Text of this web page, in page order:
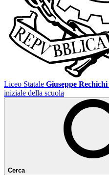
Liceo Statale Giuseppe Rechichi
iniziale della scuola
Cerca